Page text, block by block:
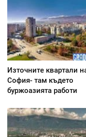
Източните квартали
София- там където
буржоазията работи